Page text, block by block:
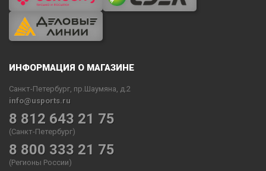
ИНФОРМАЦИЯ О МАГАЗИНЕ
Санкт-Петербург, пр.Шаумяна, д.2
info@usports.ru
8 812 643 21 75
(Санкт-Петербург)
8 800 333 21 75
(Регионы России)